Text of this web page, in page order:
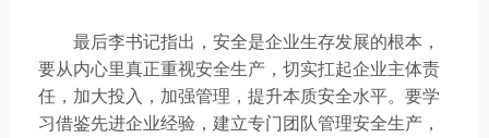
最后李书记指出，安全是企业生存发展的根本，
要从内心里真正重视安全生产，切实扛起企业主体责
任，加大投入，加强管理，提升本质安全水平。要学
习借鉴先进企业经验，建立专门团队管理安全生产，